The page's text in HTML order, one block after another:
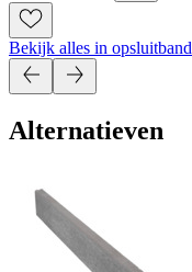
Bekijk alles in opsluitband
Alternatieven